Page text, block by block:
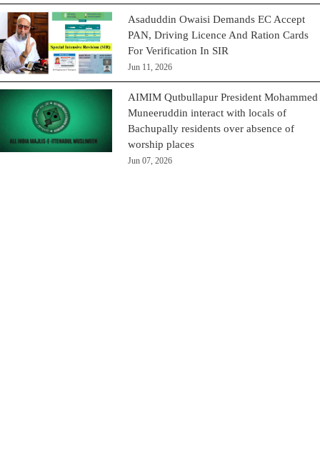
Asaduddin Owaisi Demands EC Accept
PAN, Driving Licence And Ration Cards
For Verification In SIR
Jun 11, 2026
AIMIM Qutbullapur President Mohammed
Muneeruddin interact with locals of
Bachupally residents over absence of
worship places
Jun 07, 2026